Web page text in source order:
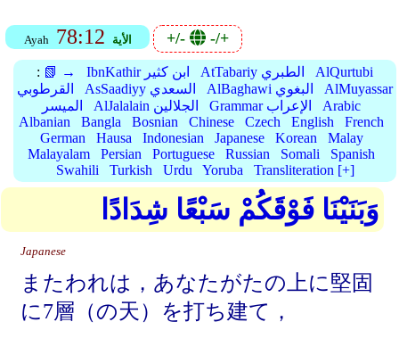
Ayah 78:12 الأية +/- -/+
: 📗 → IbnKathir ابن كثير AtTabariy الطبري
AlQurtubi
القرطوبي
AsSaadiyy السعدي AlBaghawi البغوي
AlMuyassar
الميسر
AlJalalain الجلالين Grammar الإعراب
Arabic
Albanian
Bangla Bosnian Chinese Czech English
French
German
Hausa Indonesian Japanese Korean
Malay
Malayalam
Persian Portuguese Russian Somali
Spanish
Swahili
Turkish Urdu Yoruba Transliteration [+]
وَبَنَيْنَا فَوْقَكُمْ سَبْعًا شِدَادًا
Japanese
またわれは，あなたがたの上に堅固
に7層（の天）を打ち建て，